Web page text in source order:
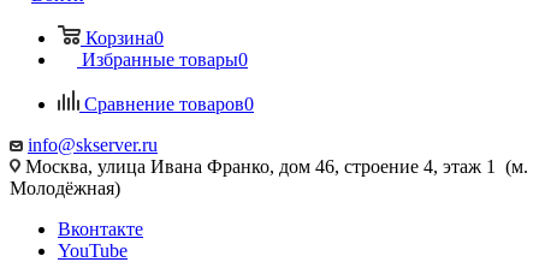
Корзина0
Избранные товары0
Сравнение товаров0
info@skserver.ru
Москва, улица Ивана Франко, дом 46, строение 4, этаж 1 (м.
Молодёжная)
Вконтакте
YouTube